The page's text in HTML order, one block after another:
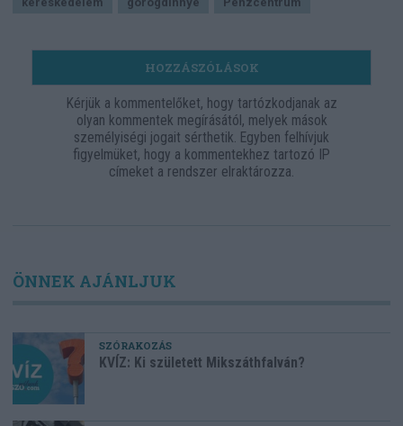
HOZZÁSZÓLÁSOK
Kérjük a kommentelőket, hogy tartózkodjanak az
olyan kommentek megírásától, melyek mások
személyiségi jogait sérthetik. Egyben felhívjuk
figyelmüket, hogy a kommentekhez tartozó IP
címeket a rendszer elraktározza.
ÖNNEK AJÁNLJUK
SZÓRAKOZÁS
KVÍZ: Ki született Mikszáthfalván?